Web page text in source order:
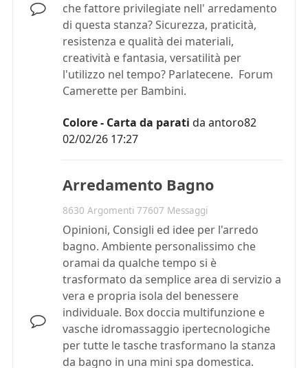
che fattore privilegiate nell' arredamento
di questa stanza? Sicurezza, praticità,
resistenza e qualità dei materiali,
creatività e fantasia, versatilità per
l'utilizzo nel tempo? Parlatecene. Forum
Camerette per Bambini.
Colore - Carta da parati da antoro82
02/02/26 17:27
Arredamento Bagno
8630 Argomenti 77607 Messaggi
Opinioni, Consigli ed idee per l'arredo
bagno. Ambiente personalissimo che
oramai da qualche tempo si è
trasformato da semplice area di servizio a
vera e propria isola del benessere
individuale. Box doccia multifunzione e
vasche idromassaggio ipertecnologiche
per tutte le tasche trasformano la stanza
da bagno in una mini spa domestica.